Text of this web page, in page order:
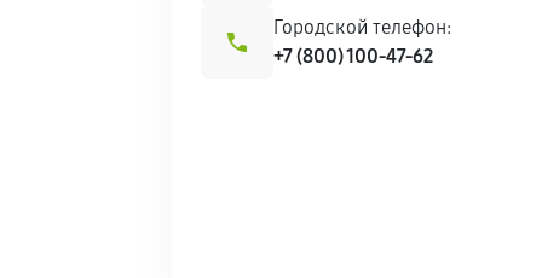
Городской телефон:
+7 (800) 100-47-62